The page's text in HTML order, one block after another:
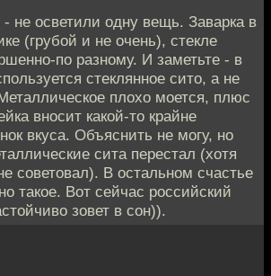
не осветили одну вещь. Заварка в
(грубой и не очень), стекле
по разному. И заметьте - в
стеклянное сито, а не
плохо моется, плюс
вносит какой-то крайне
вкуса. Объяснить не могу, но
сита перестал (хотя
советовал). В остальном счастье
такое. Вот сейчас российский
зовет в сон)).